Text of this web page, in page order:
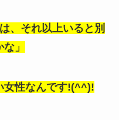
、それ以上いると別
」
女性なんです!(^^)!